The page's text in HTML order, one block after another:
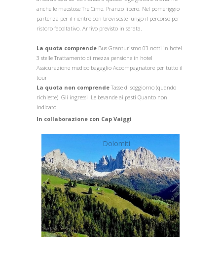
anche le maestose Tre Cime. Pranzo libero. Nel pomeriggio
partenza per il rientro con brevi soste lungo il percorso per
ristoro facoltativo. Arrivo previsto in serata.
La quota comprende Bus Granturismo 03 notti in hotel
3 stelle Trattamento di mezza pensione in hotel
Assicurazione medico bagaglio Accompagnatore per tutto il
tour
La quota non comprendeTasse di soggiorno (quando
richieste) Gli ingressi Le bevande ai pasti Quanto non
indicato
In collaborazione con Cap Vaiggi
1/1
Dolomiti